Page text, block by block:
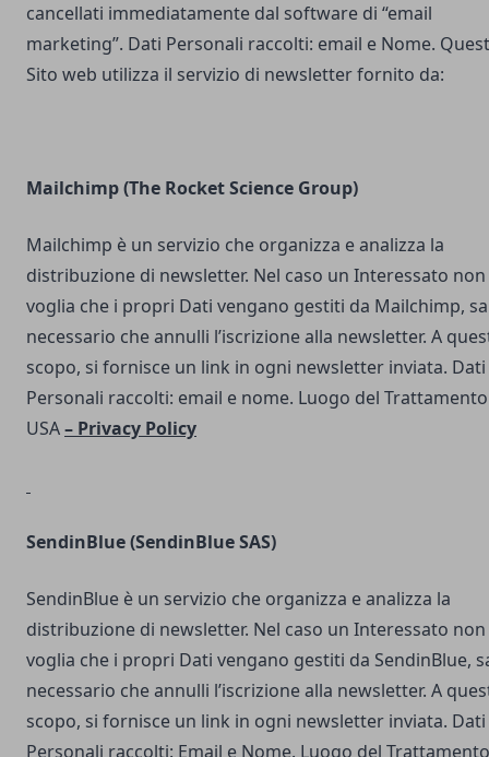
cancellati immediatamente dal software di “email
marketing”. Dati Personali raccolti: email e Nome.
Sito web utilizza il servizio di newsletter fornito da:
Mailchimp (The Rocket Science Group)
Mailchimp è un servizio che organizza e analizza la
distribuzione di newsletter. Nel caso un Interessato non
voglia che i propri Dati vengano gestiti da Mailchimp,
necessario che annulli l’iscrizione alla newsletter. A
scopo, si fornisce un link in ogni newsletter inviata. Dati
Personali raccolti: email e nome. Luogo del
USA– Privacy Policy
SendinBlue(SendinBlue SAS)
SendinBlue è un servizio che organizza e analizza la
distribuzione di newsletter. Nel caso un Interessato non
voglia che i propri Dati vengano gestiti da SendinBlue,
necessario che annulli l’iscrizione alla newsletter. A
scopo, si fornisce un link in ogni newsletter inviata. Dati
Personali raccolti: Email e Nome. Luogo del